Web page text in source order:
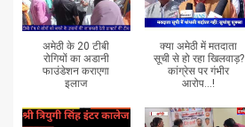
अमेठी के 20 टीबी
रोगियों का अडानी
फाउंडेशन कराएगा
इलाज
क्या अमेठी में मतदाता
सूची से हो रहा खिलवाड़?
कांग्रेस पर गंभीर
आरोप...!